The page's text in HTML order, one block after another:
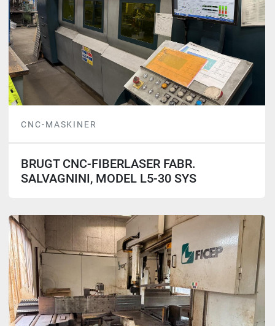
CNC-MASKINER
BRUGT CNC-FIBERLASER FABR.
SALVAGNINI, MODEL L5-30 SYS